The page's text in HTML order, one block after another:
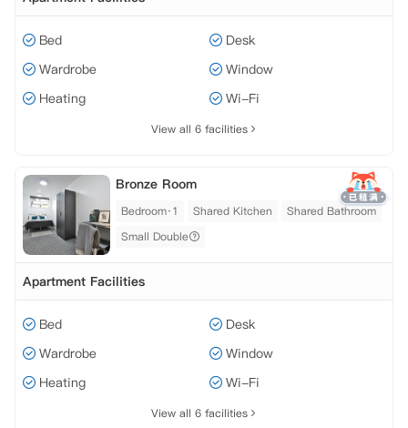
Bed
Desk
Wardrobe
Window
Heating
Wi-Fi
View all 6 facilities
Bronze Room
Bedroom·1 Shared Kitchen
Shared Bathroom
Small Double
Apartment Facilities
Bed
Desk
Wardrobe
Window
Heating
Wi-Fi
View all 6 facilities